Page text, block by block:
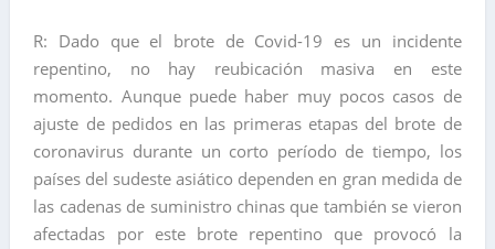
R: Dado que el brote de Covid-19 es un incidente
repentino, no hay reubicación masiva en este
momento. Aunque puede haber muy pocos casos de
ajuste de pedidos en las primeras etapas del brote de
coronavirus durante un corto período de tiempo, los
países del sudeste asiático dependen en gran medida de
las cadenas de suministro chinas que también se vieron
afectadas por este brote repentino que provocó la